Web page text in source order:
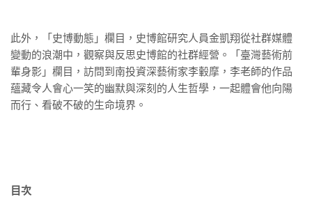
此外，「史博動態」欄目，史博館研究人員金凱翔從社群媒體
變動的浪潮中，觀察與反思史博館的社群經營。「臺灣藝術前
輩身影」欄目，訪問到南投資深藝術家李轂摩，李老師的作品
蘊藏令人會心一笑的幽默與深刻的人生哲學，一起體會他向陽
而行、看破不破的生命境界。
目次